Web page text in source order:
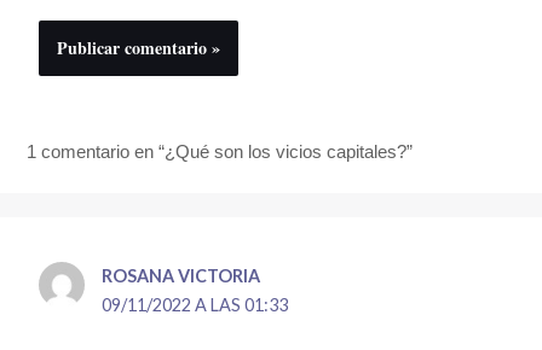
1 comentario en “¿Qué son los vicios capitales?”
ROSANA VICTORIA
09/11/2022 A LAS 01:33